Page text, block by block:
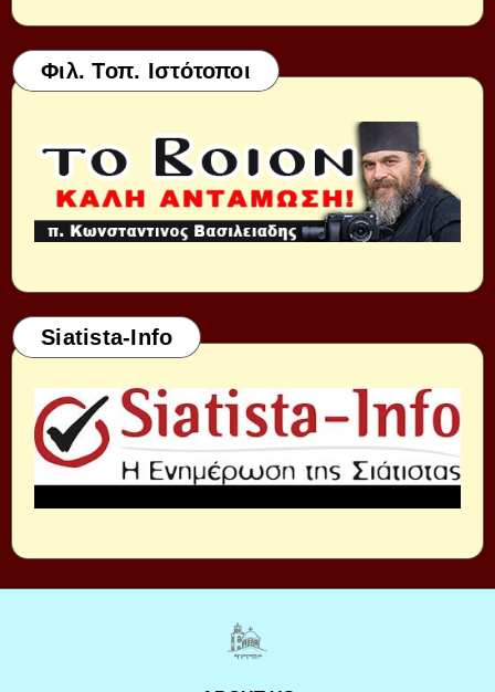
Φιλ. Τοπ. Ιστότοποι
Siatista-Info